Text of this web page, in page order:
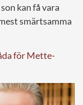
kan få vara
smärtsamma
för Mette-